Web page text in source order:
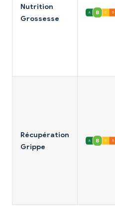
Nutrition
Grossesse
Récupération
Grippe